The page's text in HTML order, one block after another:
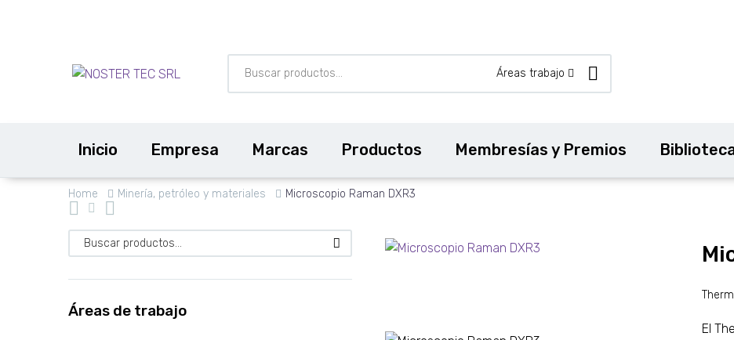
Áreas trabajo
Inicio Empresa Marcas Productos Membresías y Premios
Home Minería, petróleo y materiales Microscopio Raman DXR3
Áreas de trabajo
El